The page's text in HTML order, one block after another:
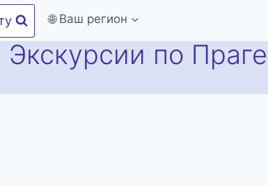
🌐 Ваш регион
Экскурсии по